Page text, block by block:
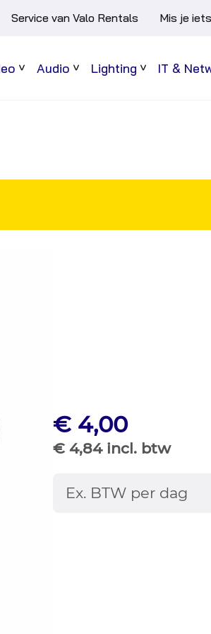
Service van Valo Rentals Mis je
Sub
Audio
Sub
Lighting
Sub
IT &
€ 4,00
€ 4,84 incl. btw
Ex. BTW per dag